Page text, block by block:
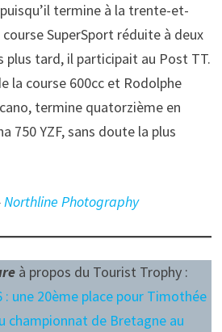
termine à la trente-et-
SuperSport réduite à deux
plus tard, il participait au Post TT.
la course 600cc et Rodolphe
termine quatorzième en
750 YZF, sans doute la plus
Northline Photography
à propos du Tourist Trophy :
une 20ème place pour Timothée
championnat de Bretagne au